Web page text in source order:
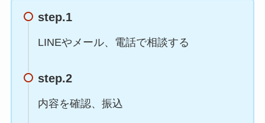
step.1
LINEやメール、電話で相談する
step.2
内容を確認、振込